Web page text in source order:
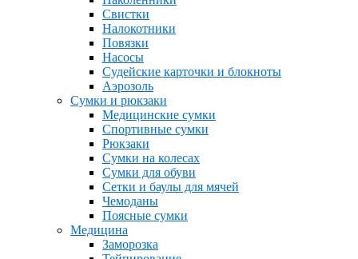
Свистки
Налокотники
Повязки
Насосы
Судейские карточки и блокноты
Аэрозоль
Сумки и рюкзаки
Медицинские сумки
Спортивные сумки
Рюкзаки
Сумки на колесах
Сумки для обуви
Сетки и баулы для мячей
Чемоданы
Поясные сумки
Медицина
Заморозка